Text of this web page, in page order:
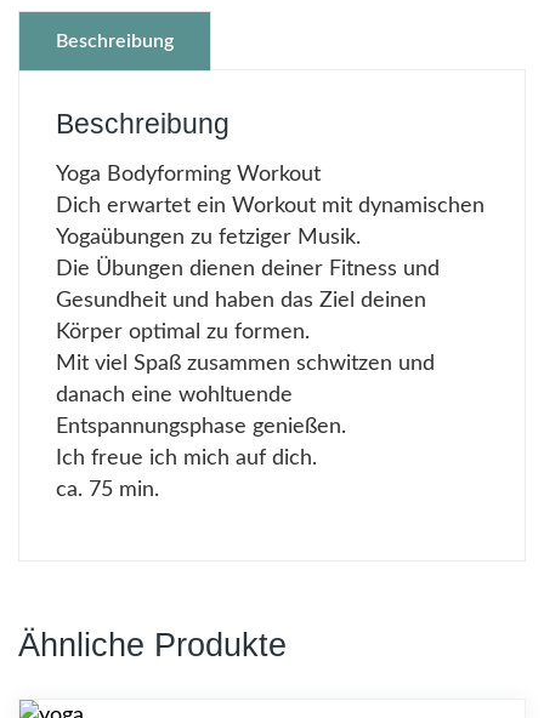
Beschreibung
Beschreibung
Yoga Bodyforming Workout
Dich erwartet ein Workout mit dynamischen
Yogaübungen zu fetziger Musik.
Die Übungen dienen deiner Fitness und
Gesundheit und haben das Ziel deinen
Körper optimal zu formen.
Mit viel Spaß zusammen schwitzen und
danach eine wohltuende
Entspannungsphase genießen.
Ich freue ich mich auf dich.
ca. 75 min.
Ähnliche Produkte